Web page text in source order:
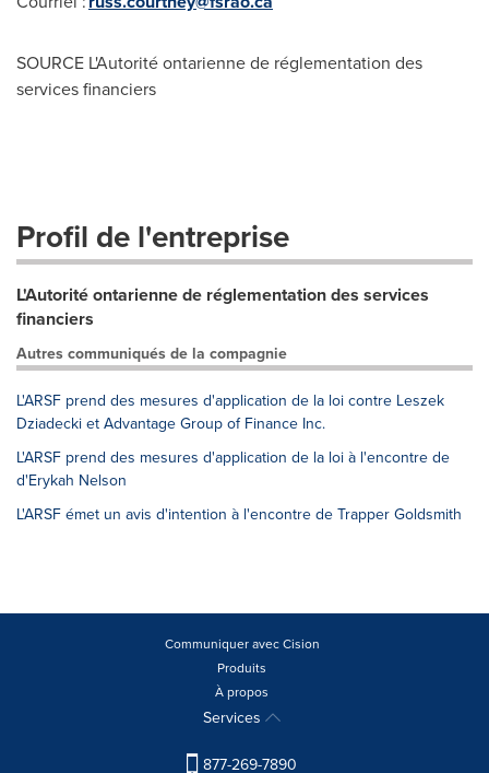
SOURCE L'Autorité ontarienne de réglementation des
services financiers
Profil de l'entreprise
L'Autorité ontarienne de réglementation des services
financiers
Autres communiqués de la compagnie
L'ARSF prend des mesures d'application de la loi contre Leszek
Dziadecki et Advantage Group of Finance Inc.
L'ARSF prend des mesures d'application de la loi à l'encontre de
d'Erykah Nelson
L'ARSF émet un avis d'intention à l'encontre de Trapper Goldsmith
Communiquer avec Cision
Produits
À propos
Services
877-269-7890